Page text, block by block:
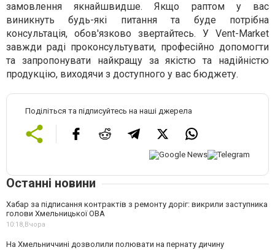
замовлення якнайшвидше. Якщо раптом у вас
виникнуть будь-які питання та буде потрібна
консультація, обов'язково звертайтесь. У Vent-Market
завжди раді проконсультувати, професійно допомогти
та запропонувати найкращу за якістю та надійністю
продукцію, виходячи з доступного у вас бюджету.
Поділіться та підписуйтесь на наші джерела
Останні новини
Хабар за підписання контрактів з ремонту доріг: викрили заступника
голови Хмельницької ОВА
10:18,Вчора
На Хмельниччині дозволили полювати на пернату дичину